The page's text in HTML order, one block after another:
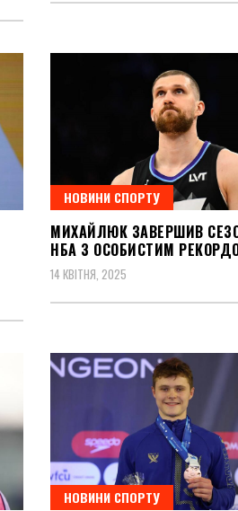
НОВИНИ СПОРТУ
МИХАЙЛЮК ЗАВЕРШИВ
НБА З ОСОБИСТИМ
14 КВІТНЯ, 2025
НОВИНИ СПОРТУ